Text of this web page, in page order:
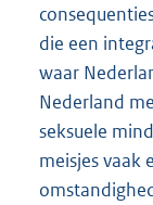
die een
waar
Nederland
seksuele
meisjes vaak